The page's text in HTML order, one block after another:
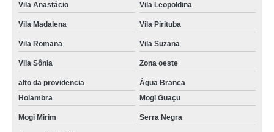
Vila Anastácio Vila Leopoldina
Vila Madalena Vila Pirituba
Vila Romana Vila Suzana
Vila Sônia Zona oeste
alto da providencia
Água Branca
Holambra
Mogi Guaçu
Mogi Mirim Serra Negra